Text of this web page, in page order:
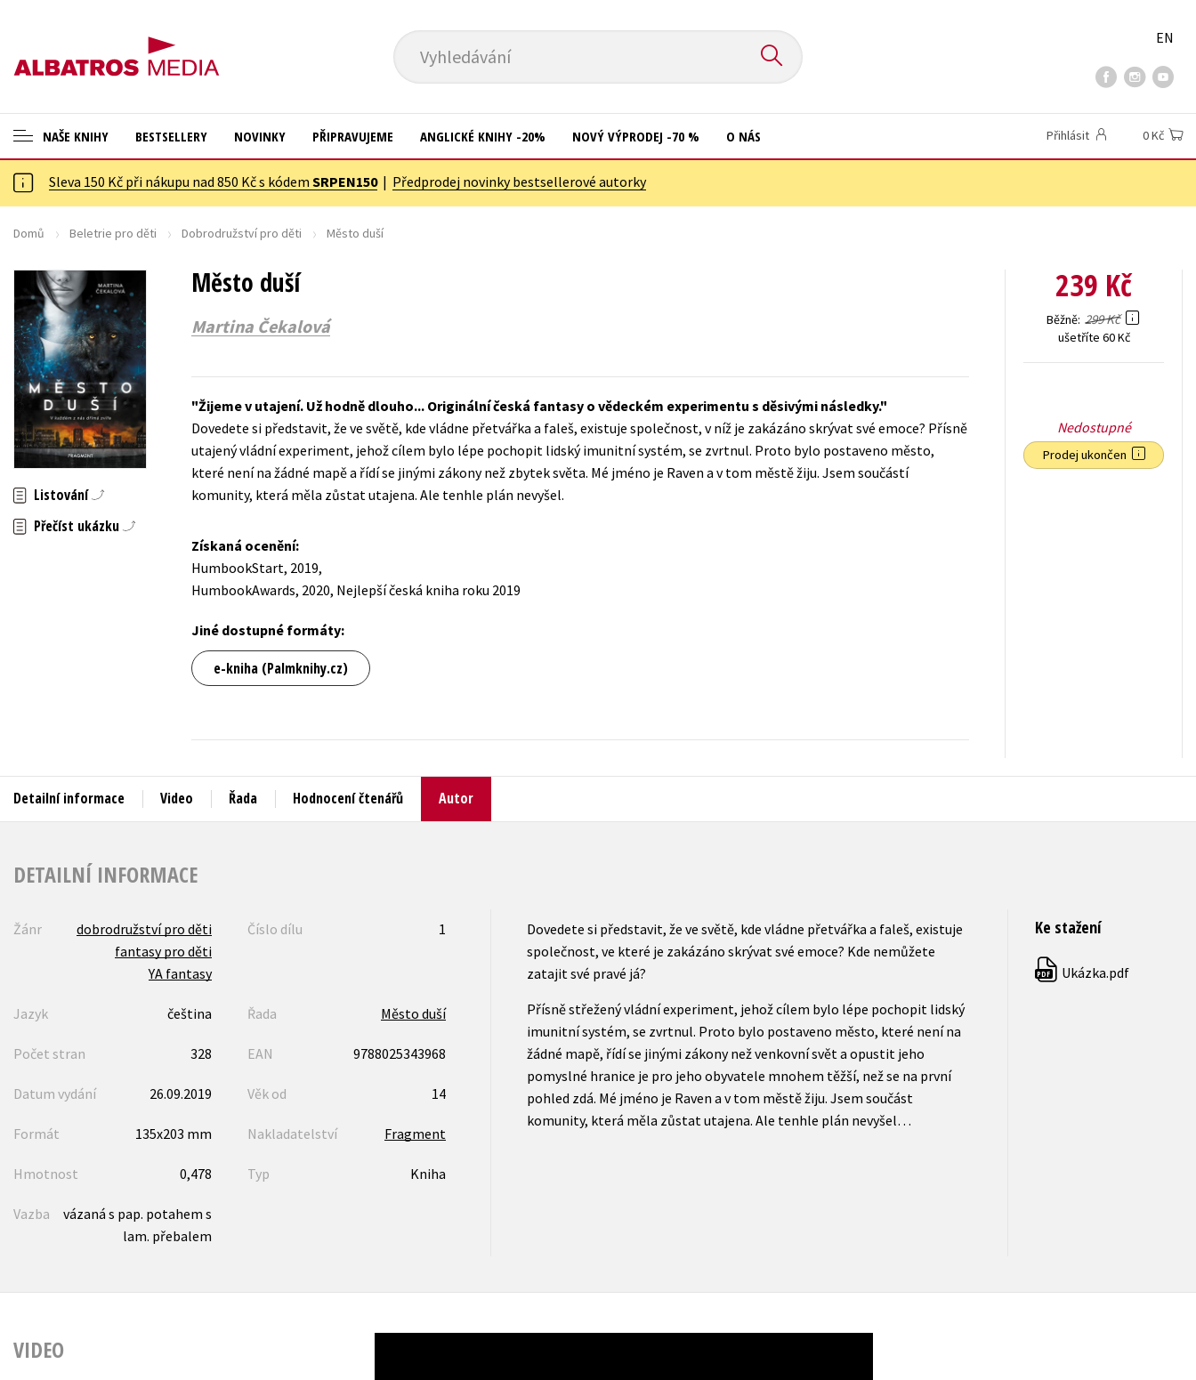
Vyhledávání
EN
NAŠE KNIHY
ANGLICKÉ KNIHY -20 %
NOVÝ VÝPRODEJ -70 %
ASTERIX S DÁRKEM
🎁DÁRKOVÉ PUBLIKACE
✉️ DÁRKOVÉ POUKAZY
Auto - moto
Beletrie pro děti
Beletrie pro dospělé
Cestování
Dárkové publikace
Digitální fotografie
Esoterika a duchovní svět
Jazyky
Kalendáře
Kariéra a osobní rozvoj
Populárně - naučná pro dospělé
Populárně - naučné pro děti
Předškoláci
Příroda a zahrada
Young adult (SK)
Zahraniční literatura
Všechny tituly
BESTSELLERY NOVINKY PŘIPRAVUJEME ANGLICKÉ KNIHY -20% NOVÝ VÝPRODEJ -70 % O NÁS Přihlásit 0 Kč
Sleva 150 Kč při nákupu nad 850 Kč s kódem SRPEN150| Předprodej novinky bestsellerové autorky
Domů Beletrie pro děti Dobrodružství pro děti Město duší
Město duší
Martina Čekalová
Listování
Přečíst ukázku
Žijeme v utajení. Už hodně dlouho... Originální česká fantasy o vědeckém experimentu s děsivými následky.
Dovedete si představit, že ve světě, kde vládne přetvářka a faleš, existuje společnost, v níž je zakázáno skrývat své emoce? Přísně
utajený vládní experiment, jehož cílem bylo lépe pochopit lidský imunitní systém, se zvrtnul. Proto bylo postaveno město,
které není na žádné mapě a řídí se jinými zákony než zbytek světa. Mé jméno je Raven a v tom městě žiju. Jsem součástí
komunity, která měla zůstat utajena. Ale tenhle plán nevyšel.
Získaná ocenění:
HumbookStart, 2019,
HumbookAwards, 2020, Nejlepší česká kniha roku 2019
Jiné dostupné formáty:
e-kniha (Palmknihy.cz)
239 Kč
Běžně 299 Kč
ušetříte 60 Kč
Nedostupné
Prodej ukončen
Detailní informace Video Řada Hodnocení čtenářů Autor
DETAILNÍ INFORMACE
Žánr
dobrodružství pro děti
fantasy pro děti
YA fantasy
Číslo dílu 1
Jazyk čeština Řada Město duší
Počet stran 328 EAN 9788025343968
Datum vydání 26.09.2019 Věk od 14
Formát 135x203 mm Nakladatelství Fragment
Hmotnost 0,478 Typ Kniha
Vazba
vázaná s pap. potahem s
lam. přebalem
Dovedete si představit, že ve světě, kde vládne přetvářka a faleš, existuje
společnost, ve které je zakázáno skrývat své emoce? Kde nemůžete
zatajit své pravé já?
Přísně střežený vládní experiment, jehož cílem bylo lépe pochopit lidský
imunitní systém, se zvrtnul. Proto bylo postaveno město, které není na
žádné mapě, řídí se jinými zákony než venkovní svět a opustit jeho
pomyslné hranice je pro jeho obyvatele mnohem těžší, než se na první
pohled zdá. Mé jméno je Raven a v tom městě žiju. Jsem součást
komunity, která měla zůstat utajena. Ale tenhle plán nevyšel…
Ke stažení
PDF Ukázka.pdf
VIDEO